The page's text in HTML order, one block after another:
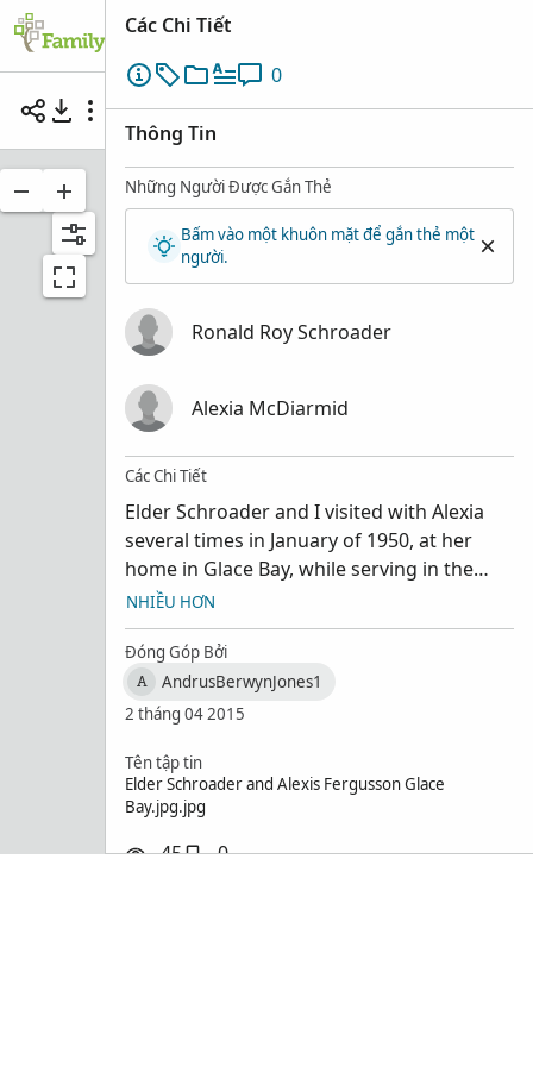
Elder Ronald Roy Schroader with Alexia
Các Chi Tiết
0
Thông Tin
Những Người Được Gắn Thẻ
Bấm vào một khuôn mặt để gắn thẻ một
người.
Ronald Roy Schroader
Alexia McDiarmid
Các Chi Tiết
Elder Schroader and I visited with Alexia
several times in January of 1950, at her
home in Glace Bay, while serving in the
Sydney/Glace Bay area. Also met her son .
From collection of Berwyn J Andrus,
Bountiful, Utah
NHIỀU HƠN
Đóng Góp Bởi
A
AndrusBerwynJones1
2 tháng 04 2015
Tên tập tin
Elder Schroader and Alexis Fergusson Glace
Bay.jpg.jpg
45 0